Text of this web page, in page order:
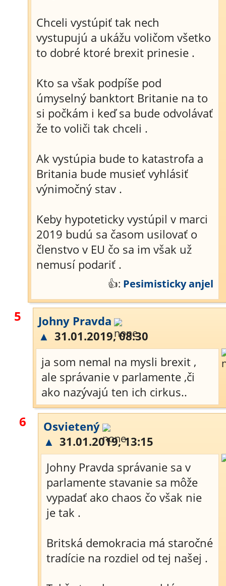
Chceli vystúpiť tak nech
vystupujú a ukážu voličom všetko
to dobré ktoré brexit prinesie .
Kto sa však podpíše pod
úmyselný banktort Britanie na to
si počkám i keď sa bude odvolávať
že to voliči tak chceli .
Ak vystúpia bude to katastrofa a
Britania bude musieť vyhlásiť
výnimočný stav .
Keby hypoteticky vystúpil v marci
2019 budú sa časom usilovať o
členstvo v EU čo sa im však už
nemusí podariť .
👍: Pesimisticky anjel
5
Johny Pravda
▲ 31.01.2019, 08:30
ja som nemal na mysli brexit ,
ale správanie v parlamente ,či
ako nazývajú ten ich cirkus..
6
Osvietený
▲ 31.01.2019, 13:15
Johny Pravda správanie sa v
parlamente stavanie sa môže
vypadať ako chaos čo však nie
je tak .
Britská demokracia má staročné
tradície na rozdiel od tej našej .